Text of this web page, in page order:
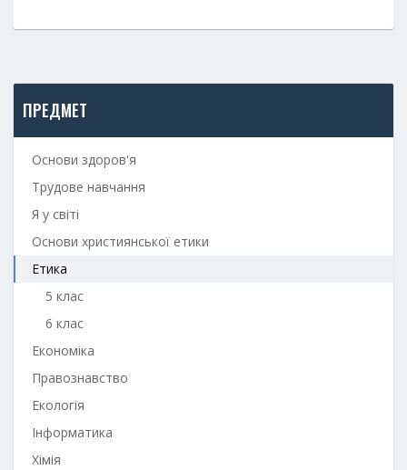
ПРЕДМЕТ
Основи здоров'я
Трудове навчання
Я у світі
Основи християнської етики
Етика
5 клас
6 клас
Економіка
Правознавство
Екологія
Інформатика
Хімія